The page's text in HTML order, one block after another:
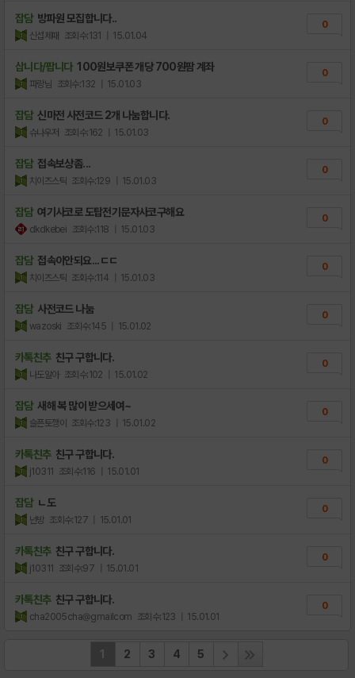
잡담 방파원 모집합니다..
신섭제패 조회수:131 | 15.01.04
0
삽니다/팝니다 100원보쿠폰 개당 700원팜 계좌
파랑님 조회수:132 | 15.01.03
0
잡담 신마전 사전코드 2개 나눔합니다.
슈나우저 조회수:162 | 15.01.03
0
잡담 접속보상좀...
치이즈스틱 조회수:129 | 15.01.03
0
잡담 여기사코로 도탑전기문자사코구해요
dkdkebei 조회수:118 | 15.01.03
0
잡담 접속이안되요...ㄷㄷ
치이즈스틱 조회수:114 | 15.01.03
0
잡담 사전코드 나눔
wazoski 조회수:145 | 15.01.02
0
카톡친추 친구 구합니다.
나도알아 조회수:102 | 15.01.02
0
잡담 새해 복 많이 받으세여~
슬픈토깽이 조회수:123 | 15.01.02
0
카톡친추 친구 구합니다.
j10311 조회수:116 | 15.01.01
0
잡담 ㄴ도
넌방 조회수:127 | 15.01.01
0
카톡친추 친구 구합니다.
j10311 조회수:97 | 15.01.01
0
카톡친추 친구 구합니다.
cha2005cha@gmailcom 조회수:123 | 15.01.01
0
1 2 3 4 5